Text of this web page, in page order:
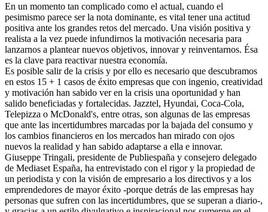
En un momento tan complicado como el actual, cuando el
pesimismo parece ser la nota dominante, es vital tener una actitud
positiva ante los grandes retos del mercado. Una visión positiva y
realista a la vez puede infundirnos la motivación necesaria para
lanzarnos a plantear nuevos objetivos, innovar y reinventarnos. Ésa
es la clave para reactivar nuestra economía.
Es posible salir de la crisis y por ello es necesario que descubramos
en estos 15 + 1 casos de éxito empresas que con ingenio, creatividad
y motivación han sabido ver en la crisis una oportunidad y han
salido beneficiadas y fortalecidas. Jazztel, Hyundai, Coca-Cola,
Telepizza o McDonald's, entre otras, son algunas de las empresas
que ante las incertidumbres marcadas por la bajada del consumo y
los cambios financieros en los mercados han mirado con ojos
nuevos la realidad y han sabido adaptarse a ella e innovar.
Giuseppe Tringali, presidente de Publiespaña y consejero delegado
de Mediaset España, ha entrevistado con el rigor y la propiedad de
un periodista y con la visión de empresario a los directivos y a los
emprendedores de mayor éxito -porque detrás de las empresas hay
personas que sufren con las incertidumbres, que se superan a diario-,